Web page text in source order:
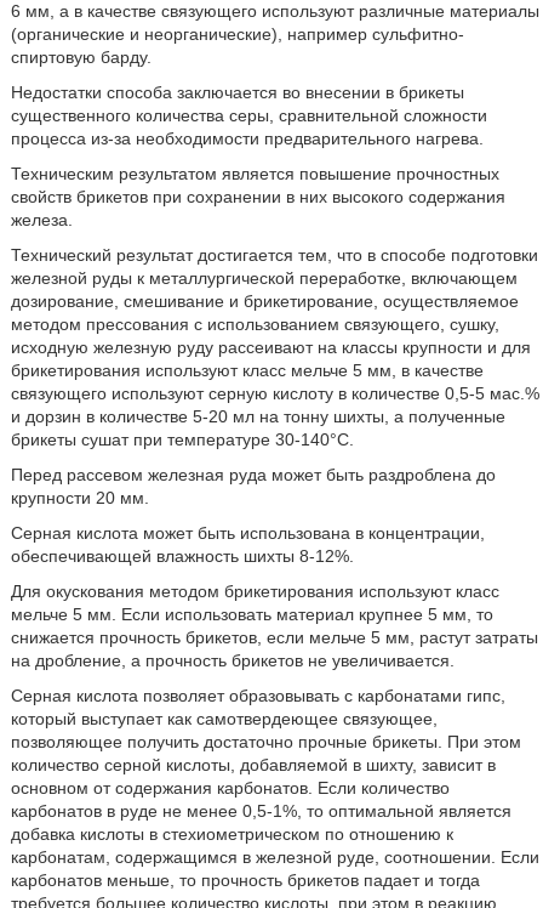
6 мм, а в качестве связующего используют различные материалы
(органические и неорганические), например сульфитно-
спиртовую барду.
Недостатки способа заключается во внесении в брикеты
существенного количества серы, сравнительной сложности
процесса из-за необходимости предварительного нагрева.
Техническим результатом является повышение прочностных
свойств брикетов при сохранении в них высокого содержания
железа.
Технический результат достигается тем, что в способе подготовки
железной руды к металлургической переработке, включающем
дозирование, смешивание и брикетирование, осуществляемое
методом прессования с использованием связующего, сушку,
исходную железную руду рассеивают на классы крупности и для
брикетирования используют класс мельче 5 мм, в качестве
связующего используют серную кислоту в количестве 0,5-5 мас.%
и дорзин в количестве 5-20 мл на тонну шихты, а полученные
брикеты сушат при температуре 30-140°C.
Перед рассевом железная руда может быть раздроблена до
крупности 20 мм.
Серная кислота может быть использована в концентрации,
обеспечивающей влажность шихты 8-12%.
Для окускования методом брикетирования используют класс
мельче 5 мм. Если использовать материал крупнее 5 мм, то
снижается прочность брикетов, если мельче 5 мм, растут затраты
на дробление, а прочность брикетов не увеличивается.
Серная кислота позволяет образовывать с карбонатами гипс,
который выступает как самотвердеющее связующее,
позволяющее получить достаточно прочные брикеты. При этом
количество серной кислоты, добавляемой в шихту, зависит в
основном от содержания карбонатов. Если количество
карбонатов в руде не менее 0,5-1%, то оптимальной является
добавка кислоты в стехиометрическом по отношению к
карбонатам, содержащимся в железной руде, соотношении. Если
карбонатов меньше, то прочность брикетов падает и тогда
требуется большее количество кислоты, при этом в реакцию